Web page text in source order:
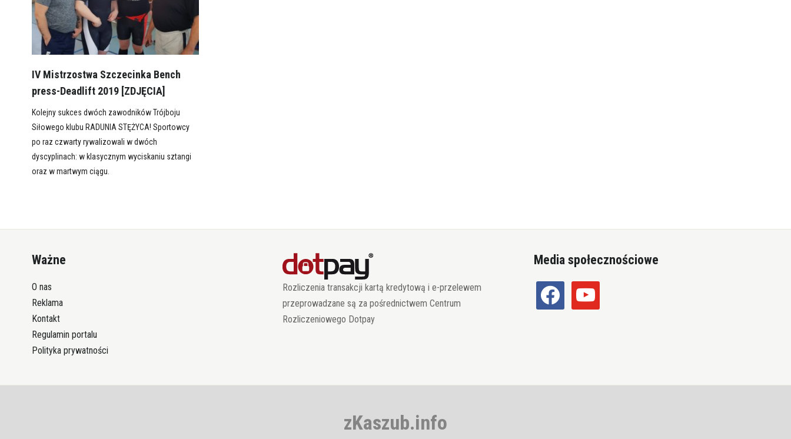
IV Mistrzostwa Szczecinka Bench
press-Deadlift 2019 [ZDJĘCIA]
Kolejny sukces dwóch zawodników Trójboju
Siłowego klubu RADUNIA STĘŻYCA! Sportowcy
po raz czwarty rywalizowali w dwóch
dyscyplinach: w klasycznym wyciskaniu sztangi
oraz w martwym ciągu.
Ważne
O nas
Reklama
Kontakt
Regulamin portalu
Polityka prywatności
Rozliczenia transakcji kartą kredytową i e-przelewem
przeprowadzane są za pośrednictwem Centrum
Rozliczeniowego Dotpay
Media społecznościowe
facebook youtube
zKaszub.info